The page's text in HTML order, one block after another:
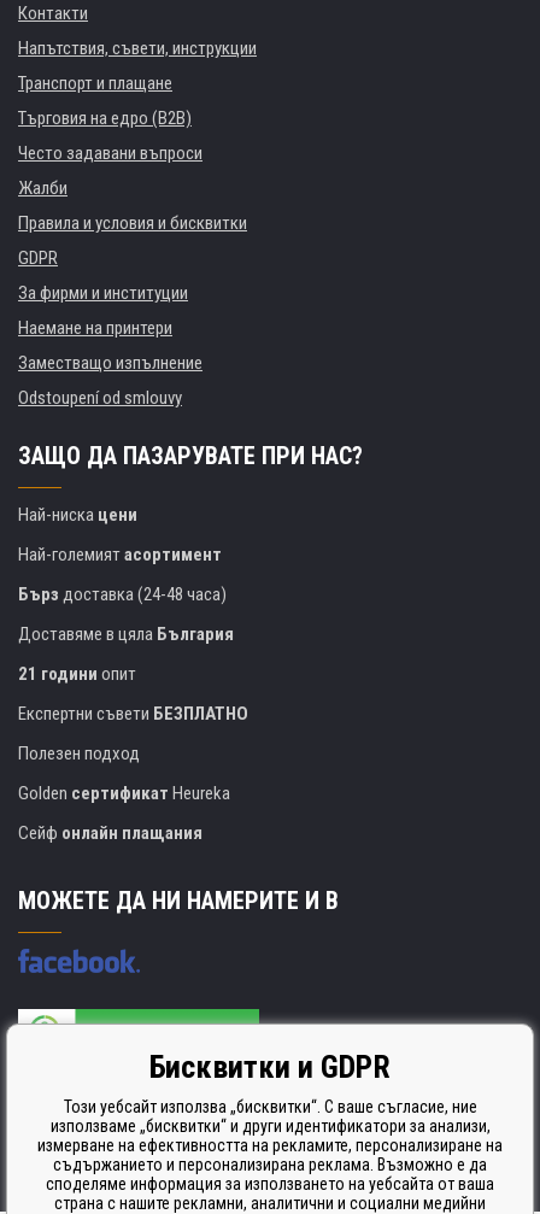
Контакти
Напътствия, съвети, инструкции
Транспорт и плащане
Търговия на едро (B2B)
Често задавани въпроси
Жалби
Правила и условия и бисквитки
GDPR
За фирми и институции
Наемане на принтери
Заместващо изпълнение
Odstoupení od smlouvy
ЗАЩО ДА ПАЗАРУВАТЕ ПРИ НАС?
Най-ниска цени
Най-големиятасортимент
Бърз доставка (24-48 часа)
Доставяме в цяла България
21 години опит
Експертни съвети БЕЗПЛАТНО
Полезен подход
Golden сертификат Heureka
Сейф онлайн плащания
МОЖЕТЕ ДА НИ НАМЕРИТЕ И В
Производителят на касети е сертифициран
ISO 9001. ISO 14001 и STMC.
Бисквитки и GDPR
Този уебсайт използва „бисквитки“. С ваше съгласие, ние
използваме „бисквитки“ и други идентификатори за анализи,
измерване на ефективността на рекламите, персонализиране на
съдържанието и персонализирана реклама. Възможно е да
споделяме информация за използването на уебсайта от ваша
страна с нашите рекламни, аналитични и социални медийни